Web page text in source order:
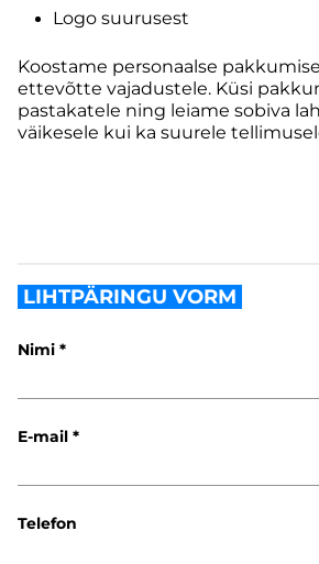
Logo suurusest
Koostame personaalse
ettevõtte vajadustele. Küsi
pastakatele ning leiame sobiva
väikesele kui ka suurele
LIHTPÄRINGU VORM
Nimi
E-mail
Telefon